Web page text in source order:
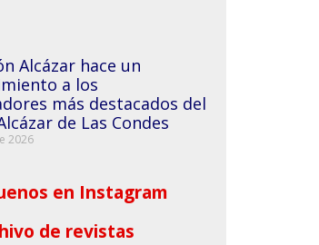
Alcázar hace un
a los
más destacados del
de Las Condes
2026
en Instagram
de revistas